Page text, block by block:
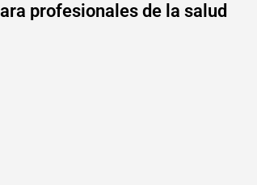
profesionales de la salud